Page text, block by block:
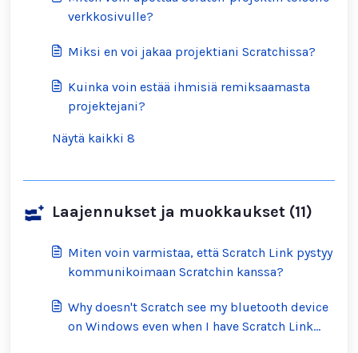
verkkosivulle?
Miksi en voi jakaa projektiani Scratchissa?
Kuinka voin estää ihmisiä remiksaamasta
projektejani?
Näytä kaikki 8
Laajennukset ja muokkaukset (11)
Miten voin varmistaa, että Scratch Link pystyy
kommunikoimaan Scratchin kanssa?
Why doesn't Scratch see my bluetooth device
on Windows even when I have Scratch Link